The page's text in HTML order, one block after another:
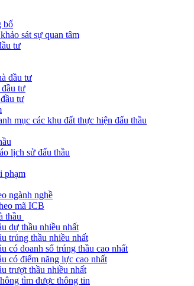
bố
sát sự quan tâm
tư
đầu tư
tư
tư
mục các khu đất thực hiện đấu thầu
lịch sử đấu thầu
phạm
ngành nghề
mã ICB
thầu
dự thầu nhiều nhất
trúng thầu nhiều nhất
có doanh số trúng thầu cao nhất
có điểm năng lực cao nhất
trượt thầu nhiều nhất
tìm được thông tin